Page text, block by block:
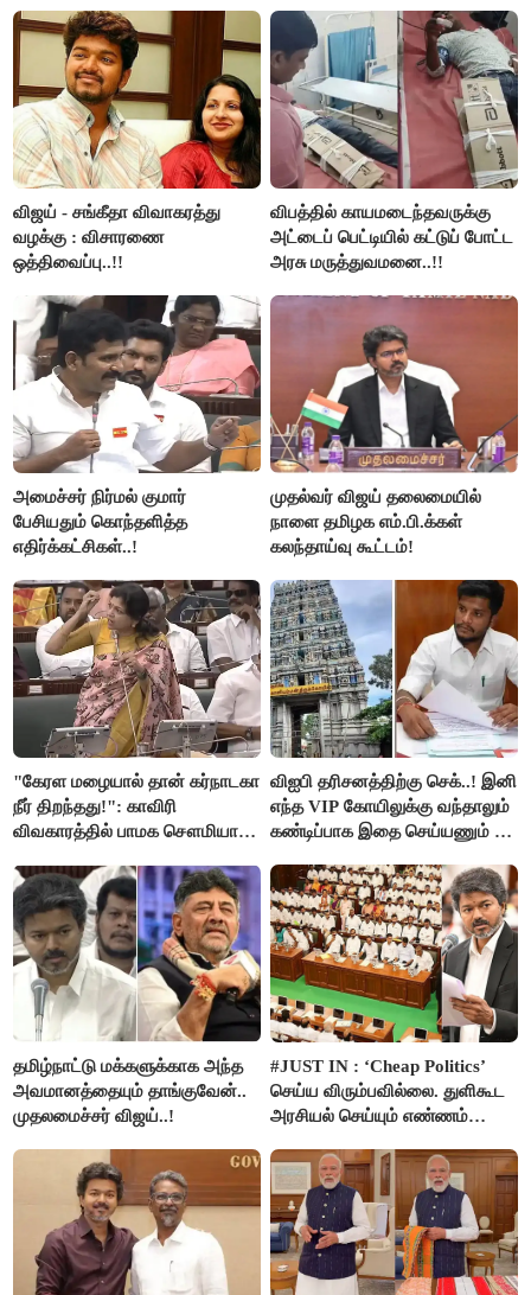
விஜய் - சங்கீதா விவாகரத்து
வழக்கு : விசாரணை
ஒத்திவைப்பு..!!
விபத்தில் காயமடைந்தவருக்கு
அட்டைப் பெட்டியில் கட்டுப் போட்ட
அரசு மருத்துவமனை..!!
அமைச்சர் நிர்மல் குமார்
பேசியதும் கொந்தளித்த
எதிர்க்கட்சிகள்..!
முதல்வர் விஜய் தலைமையில்
நாளை தமிழக எம்.பி.க்கள்
கலந்தாய்வு கூட்டம்!
"கேரள மழையால் தான் கர்நாடகா
நீர் திறந்தது!": காவிரி
விவகாரத்தில் பாமக சௌமியா
விஐபி தரிசனத்திற்கு செக்..! இனி
எந்த VIP கோயிலுக்கு வந்தாலும்
கண்டிப்பாக இதை செய்யணும் -
தமிழ்நாட்டு மக்களுக்காக அந்த
அவமானத்தையும் தாங்குவேன்..
முதலமைச்சர் விஜய்..!
#JUST IN : ‘Cheap Politics’
செய்ய விரும்பவில்லை. துளிகூட
அரசியல் செய்யும் எண்ணம்
விஜய் பதில்!